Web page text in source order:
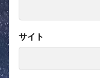
サイト